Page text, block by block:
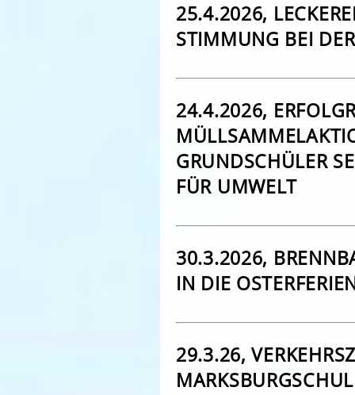
25.4.2026,
STIMMUNG BEI
24.4.2026,
GRUNDSCHÜLER
FÜR UMWELT
30.3.2026,
IN DIE
29.3.26,